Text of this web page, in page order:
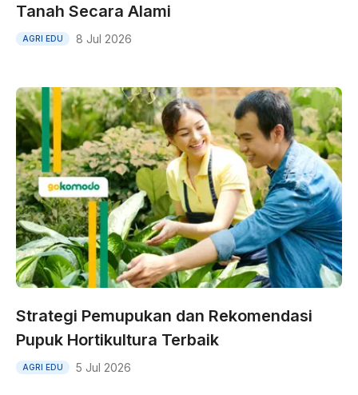
Tanah Secara Alami
AGRI EDU 8 Jul 2026
Strategi Pemupukan dan Rekomendasi
Pupuk Hortikultura Terbaik
AGRI EDU 5 Jul 2026